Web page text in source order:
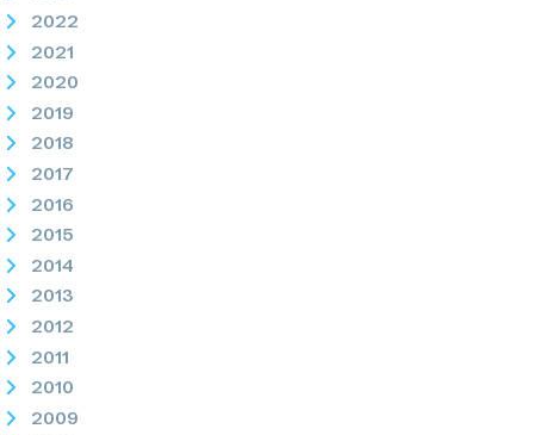
2022
2021
2020
2019
2018
2017
2016
2015
2014
2013
2012
2011
2010
2009